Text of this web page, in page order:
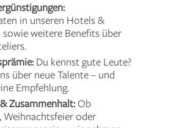
in unseren Hotels &
sowie weitere Benefits über
Du kennst gute Leute?
über neue Talente – und
Empfehlung.
Zusammenhalt:Ob
Weihnachtsfeier oder